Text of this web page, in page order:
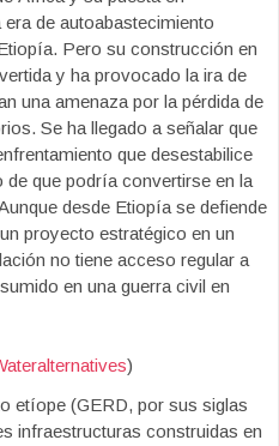
de autoabastecimiento
Pero su construcción en
y ha provocado la ira de
una amenaza por la pérdida de
Se ha llegado a señalar que
que desestabilice
que podría convertirse en la
desde Etiopía se defiende
proyecto estratégico en un
no tiene acceso regular a
en una guerra civil en
)
etíope (GERD, por sus siglas
infraestructuras construidas en